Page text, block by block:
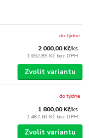
2 000,00 Kč/ks
1 652,89 Kč bez DPH
do týdne
Zvolit variantu
1 800,00 Kč/ks
1 487,60 Kč bez DPH
do týdne
Zvolit variantu